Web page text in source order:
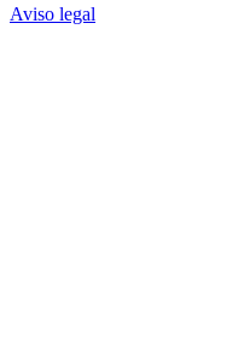
Aviso legal